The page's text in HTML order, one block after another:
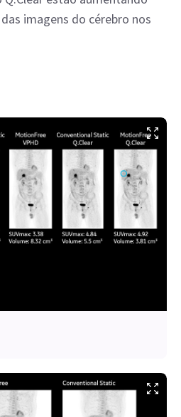
imagens do cérebro nos